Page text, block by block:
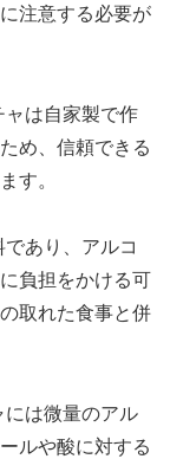
注意する必要が
ャは自家製で作
め、信頼できる
す。
あり、アルコ
負担をかける可
取れた食事と併
には微量のアル
ルや酸に対する